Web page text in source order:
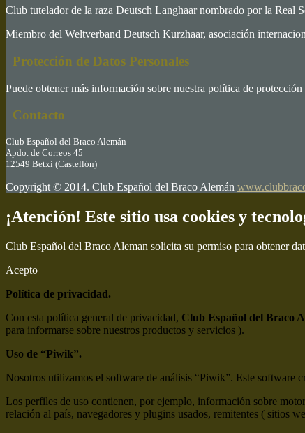
Club tutelador de la raza Deutsch Langhaar nombrado por la Real
Miembro del Weltverband Deutsch Kurzhaar, asociación
Protección de Datos Personales
Puede obtener más información sobre nuestra política de protección
Contacto
Club Español del Braco Alemán
Apdo. de Correos 45
12549 Betxí (Castellón)
Copyright © 2014. Club Español del Braco Alemán
¡Atención! Este sitio usa cookies y
Club Español del Braco Aleman solicita su permiso para obtener
Acepto
Política de privacidad.
Con esta política general de privacidad, Club Español del Braco
para informarse sobre nuestros productos y servicios ).
Uso de “Piwik”.
Nosotros utilizamos el software de análisis “Piwik”. Este software
Los perfiles de uso contienen, por ejemplo, información sobre
relación al país, navegadores y plugins usados, remitentes ( sitios